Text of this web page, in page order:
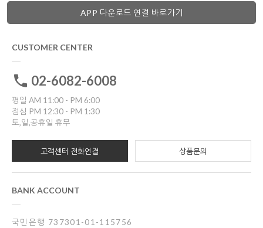
APP 다운로드 연결 바로가기
CUSTOMER CENTER
02-6082-6008
평일 AM 11:00 - PM 6:00
점심 PM 12:30 - PM 1:30
토,일,공휴일 휴무
고객센터 전화연결 상품문의
BANK ACCOUNT
국민은행 737301-01-115756